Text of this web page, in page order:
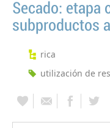
Secado: etapa
subproductos
rica
utilización de